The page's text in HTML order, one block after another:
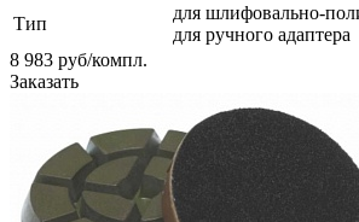
Тип
для шлифовально-
для ручного адаптера
8 983 руб/компл.
Заказать